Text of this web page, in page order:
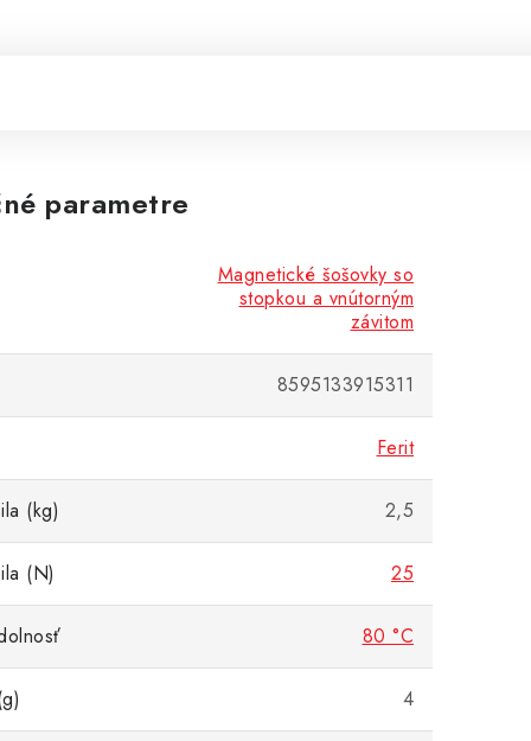
parametre
Magnetické šošovky so
stopkou a vnútorným
závitom
8595133915311
Ferit
(kg) 2,5
(N) 25
80 °C
4